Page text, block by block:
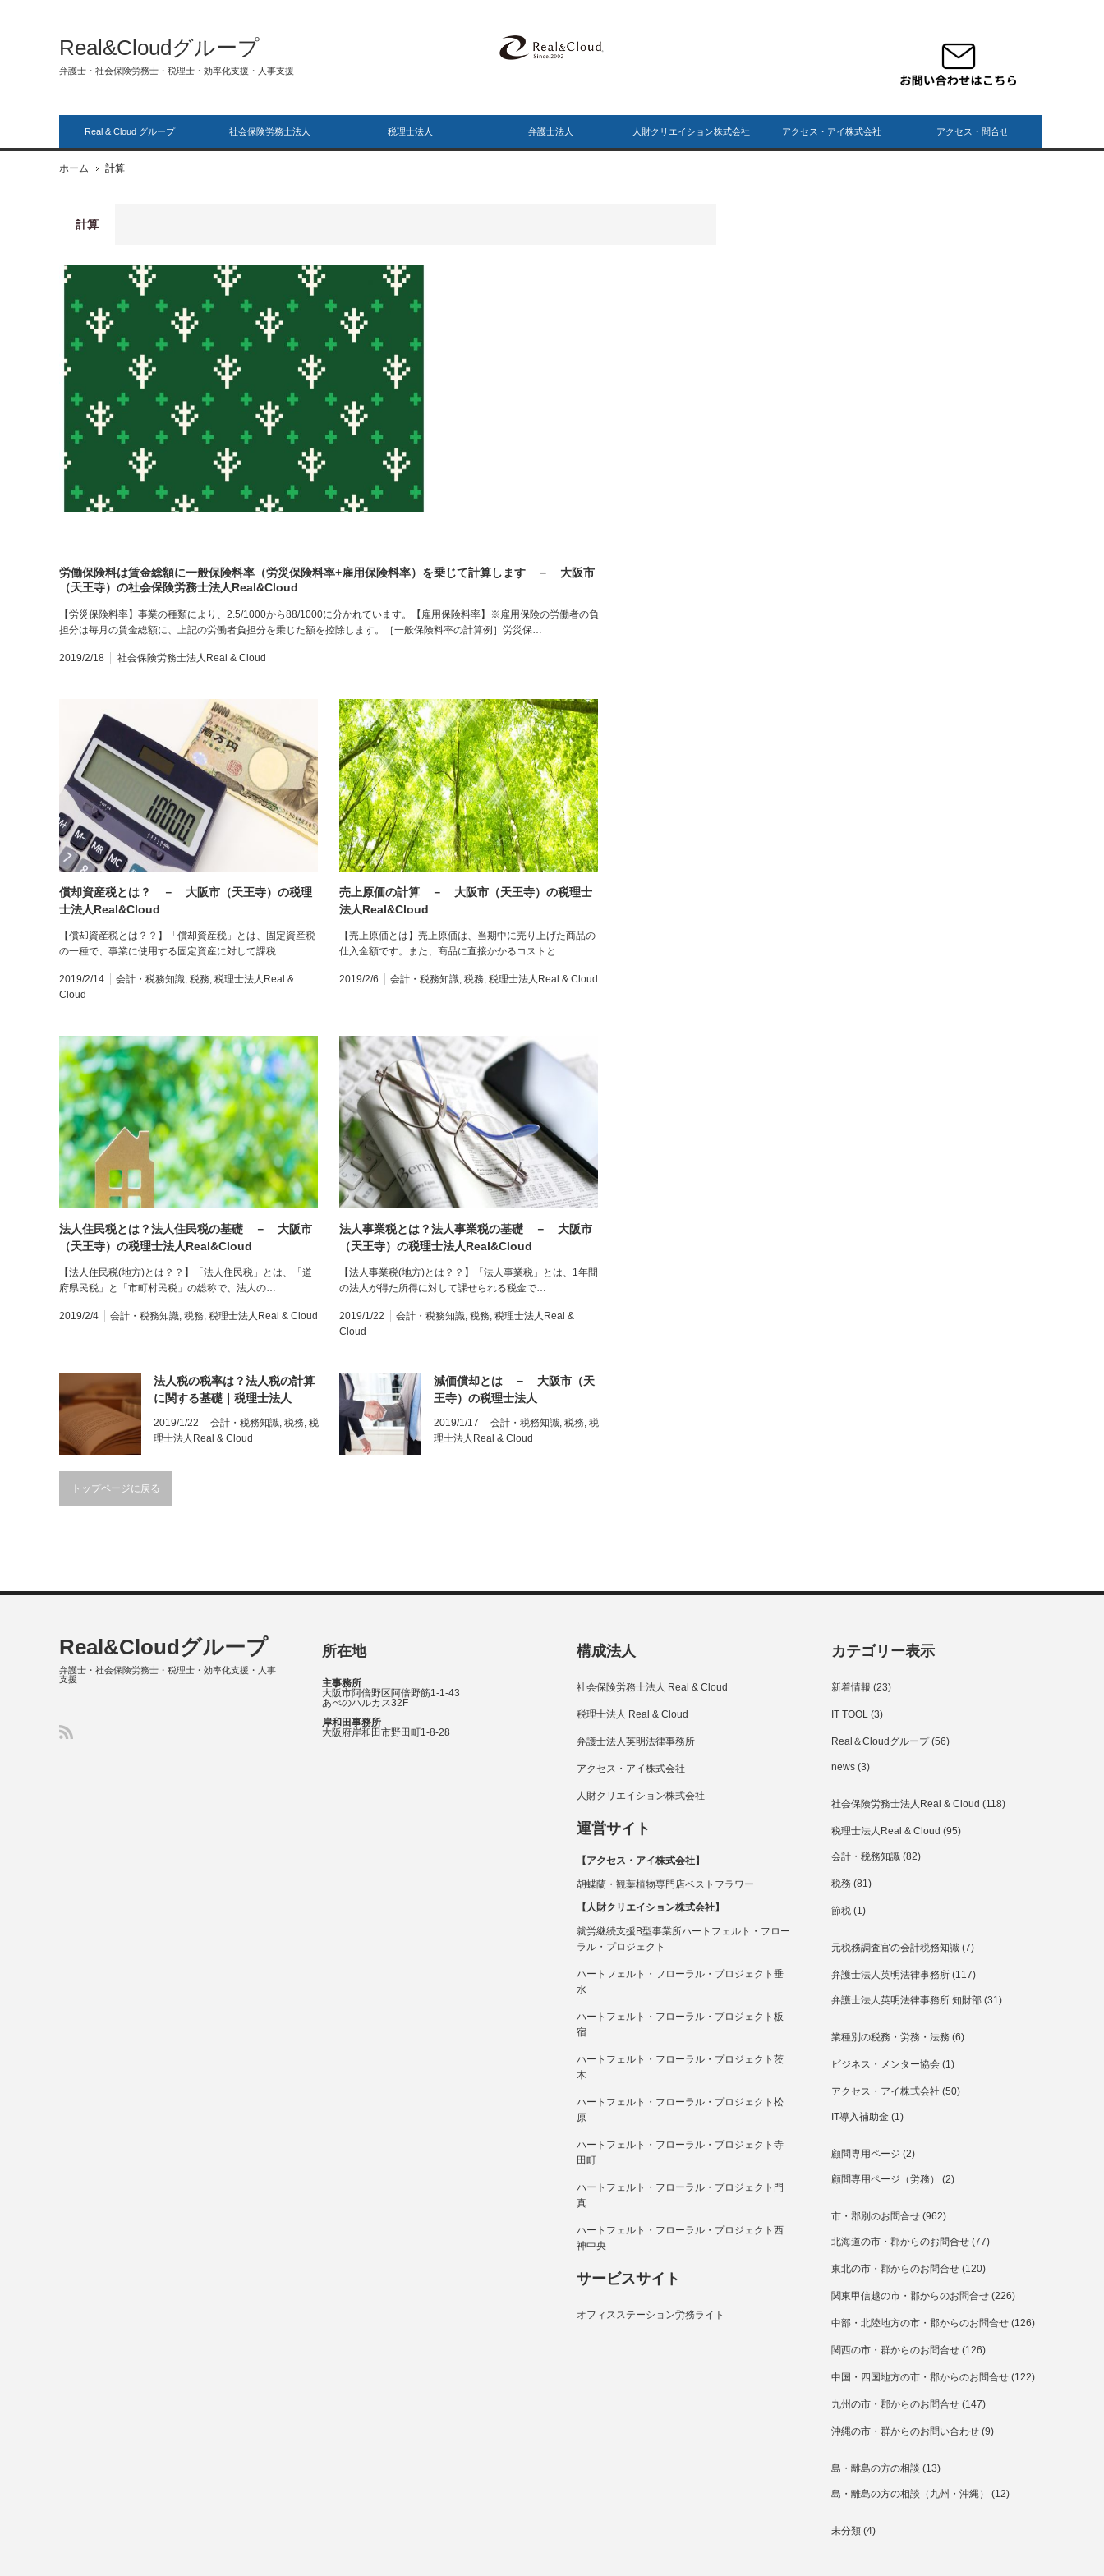
Real&Cloudグループ
弁護士・社会保険労務士・税理士・効率化支援・人事支援
Real & Cloud グループ 社会保険労務士法人 税理士法人 弁護士法人 人財クリエイション株式会社 アクセス・アイ株式会社 アクセス・問合せ
ホーム 計算
計算
労働保険料は賃金総額に一般保険料率（労災保険料率+雇用保険料率）を乗じて計算します － 大阪市
（天王寺）の社会保険労務士法人Real&Cloud
【労災保険料率】事業の種類により、2.5/1000から88/1000に分かれています。【雇用保険料率】※雇用保険の労働者の負
担分は毎月の賃金総額に、上記の労働者負担分を乗じた額を控除します。［一般保険料率の計算例］労災保…
2019/2/18 社会保険労務士法人Real & Cloud
償却資産税とは？ － 大阪市（天王寺）の税理
士法人Real&Cloud
【償却資産税とは？？】「償却資産税」とは、固定資産税
の一種で、事業に使用する固定資産に対して課税…
2019/2/14 会計・税務知識, 税務, 税理士法人Real &
Cloud
売上原価の計算 － 大阪市（天王寺）の税理士
法人Real&Cloud
【売上原価とは】売上原価は、当期中に売り上げた商品の
仕入金額です。また、商品に直接かかるコストと…
2019/2/6 会計・税務知識, 税務, 税理士法人Real & Cloud
法人住民税とは？法人住民税の基礎 － 大阪市
（天王寺）の税理士法人Real&Cloud
【法人住民税(地方)とは？？】「法人住民税」とは、「道
府県民税」と「市町村民税」の総称で、法人の…
2019/2/4 会計・税務知識, 税務, 税理士法人Real & Cloud
法人事業税とは？法人事業税の基礎 － 大阪市
（天王寺）の税理士法人Real&Cloud
【法人事業税(地方)とは？？】「法人事業税」とは、1年間
の法人が得た所得に対して課せられる税金で…
2019/1/22 会計・税務知識, 税務, 税理士法人Real &
Cloud
法人税の税率は？法人税の計算
に関する基礎｜税理士法人
Real&Cloud
2019/1/22 会計・税務知識, 税務, 税
理士法人Real & Cloud
減価償却とは － 大阪市（天
王寺）の税理士法人
Real&Cloud
2019/1/17 会計・税務知識, 税務, 税
理士法人Real & Cloud
トップページに戻る
所在地
主事務所
大阪市阿倍野区阿倍野筋1-1-43
あべのハルカス32F
岸和田事務所
大阪府岸和田市野田町1-8-28
構成法人
社会保険労務士法人 Real & Cloud
税理士法人 Real & Cloud
弁護士法人英明法律事務所
アクセス・アイ株式会社
人財クリエイション株式会社
運営サイト
【アクセス・アイ株式会社】
胡蝶蘭・観葉植物専門店ベストフラワー
【人財クリエイション株式会社】
就労継続支援B型事業所ハートフェルト・フロー
ラル・プロジェクト
ハートフェルト・フローラル・プロジェクト垂
水
ハートフェルト・フローラル・プロジェクト板
宿
ハートフェルト・フローラル・プロジェクト茨
木
ハートフェルト・フローラル・プロジェクト松
原
ハートフェルト・フローラル・プロジェクト寺
田町
ハートフェルト・フローラル・プロジェクト門
真
ハートフェルト・フローラル・プロジェクト西
神中央
サービスサイト
オフィスステーション労務ライト
カテゴリー表示
新着情報 (23)
IT TOOL (3)
Real＆Cloudグループ(56)
news (3)
社会保険労務士法人Real & Cloud (118)
税理士法人Real & Cloud (95)
会計・税務知識 (82)
税務 (81)
節税 (1)
元税務調査官の会計税務知識 (7)
弁護士法人英明法律事務所 (117)
弁護士法人英明法律事務所 知財部 (31)
業種別の税務・労務・法務 (6)
ビジネス・メンター協会 (1)
アクセス・アイ株式会社 (50)
IT導入補助金 (1)
顧問専用ページ (2)
顧問専用ページ（労務） (2)
市・郡別のお問合せ (962)
北海道の市・郡からのお問合せ (77)
東北の市・郡からのお問合せ (120)
関東甲信越の市・郡からのお問合せ (226)
中部・北陸地方の市・郡からのお問合せ (126)
関西の市・群からのお問合せ (126)
中国・四国地方の市・郡からのお問合せ (122)
九州の市・郡からのお問合せ (147)
沖縄の市・群からのお問い合わせ (9)
島・離島の方の相談 (13)
島・離島の方の相談（九州・沖縄） (12)
未分類 (4)
Real&Cloudグループ
弁護士・社会保険労務士・税理士・効率化支援・人事
支援